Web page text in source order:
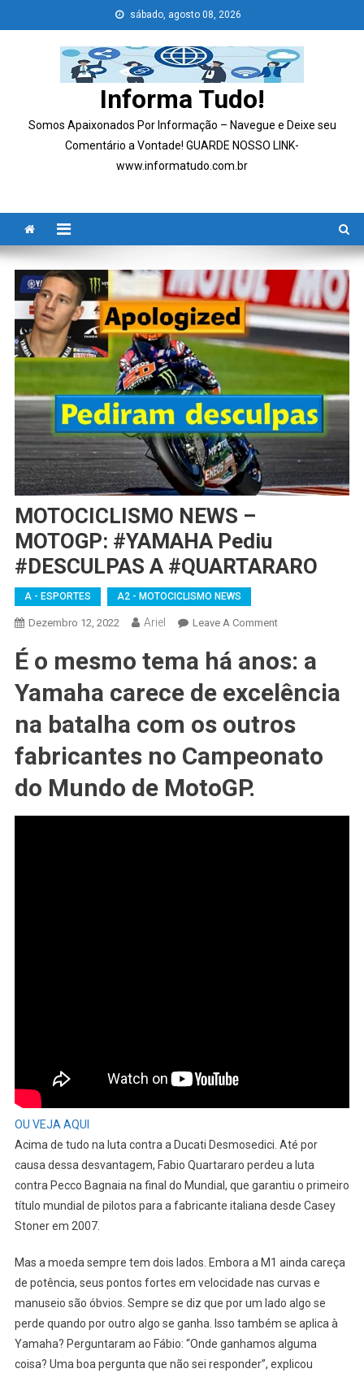
to
sábado, agosto 08, 2026
Informa Tudo!
Somos Apaixonados Por Informação – Navegue e Deixe seu
Comentário a Vontade! GUARDE NOSSO LINK-
www.informatudo.com.br
MOTOCICLISMO NEWS –
MOTOGP: #YAMAHA Pediu
#DESCULPAS A #QUARTARARO
A - ESPORTES A2 - MOTOCICLISMO NEWS
Dezembro 12, 2022 Ariel Leave A CommentOn
NEWS
MOTOGP:
Pediu
#DESCULPAS
É o mesmo tema há anos: a
Yamaha carece de excelência
na batalha com os outros
fabricantes no Campeonato
do Mundo de MotoGP.
OU VEJA AQUI
Acima de tudo na luta contra a Ducati Desmosedici. Até por
causa dessa desvantagem, Fabio Quartararo perdeu a luta
contra Pecco Bagnaia na final do Mundial, que garantiu o primeiro
título mundial de pilotos para a fabricante italiana desde Casey
Stoner em 2007.
Mas a moeda sempre tem dois lados. Embora a M1 ainda careça
de potência, seus pontos fortes em velocidade nas curvas e
manuseio são óbvios. Sempre se diz que por um lado algo se
perde quando por outro algo se ganha. Isso também se aplica à
Yamaha? Perguntaram ao Fábio: “Onde ganhamos alguma
coisa? Uma boa pergunta que não sei responder”, explicou